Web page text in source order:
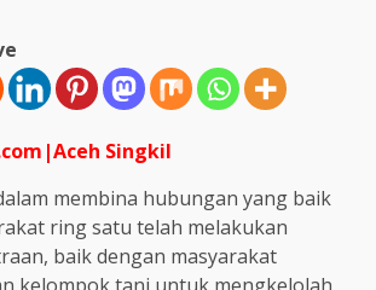
Singkil
membina hubungan yang baik
ring satu telah melakukan
baik dengan masyarakat